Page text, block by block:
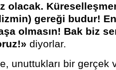
olacak.
gereği budur!
olmasın! Bak biz
diyorlar.
unuttukları bir gerçek